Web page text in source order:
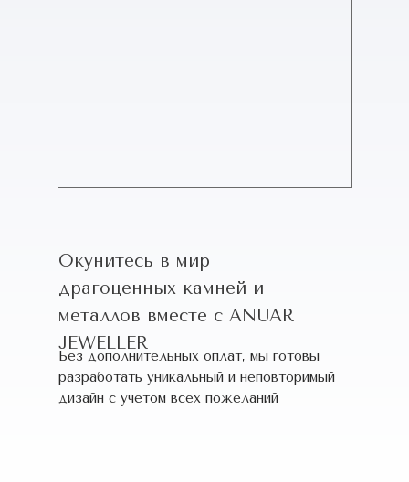
Окунитесь в мир
драгоценных камней и
металлов вместе с ANUAR
JEWELLER
Без дополнительных оплат, мы готовы
разработать уникальный и неповторимый
дизайн c учетом всех пожеланий